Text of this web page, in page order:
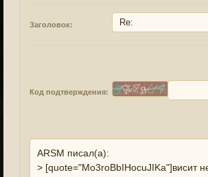
Заголовок:
Код подтверждения: